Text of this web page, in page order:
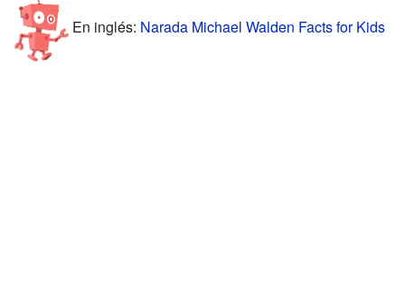
En inglés: Narada Michael Walden Facts for Kids